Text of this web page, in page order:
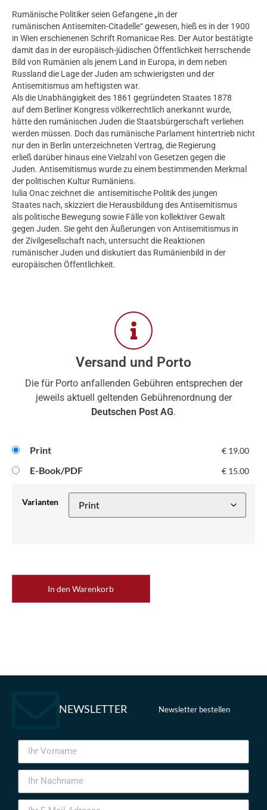
Rumänische Politiker seien Gefangene „in der
rumänischen Antisemiten-Citadelle“ gewesen, hieß es in der 1900
in Wien erschienenen Schrift Romanicae Res. Der Autor bestätigte
damit das in der europäisch-jüdischen Öffentlichkeit herrschende
Bild von Rumänien als jenem Land in Europa, in dem neben
Russland die Lage der Juden am schwierigsten und der
Antisemitismus am heftigsten war.
Als die Unabhängigkeit des 1861 gegründeten Staates 1878
auf dem Berliner Kongress völkerrechtlich anerkannt wurde,
hätte den rumänischen Juden die Staatsbürgerschaft verliehen
werden müssen. Doch das rumänische Parlament hintertrieb nicht
nur den in Berlin unterzeichneten Vertrag, die Regierung
erließ darüber hinaus eine Vielzahl von Gesetzen gegen die
Juden. Antisemitismus wurde zu einem bestimmenden Merkmal
der politischen Kultur Rumäniens.
Iulia Onac zeichnet die antisemitische Politik des jungen
Staates nach, skizziert die Herausbildung des Antisemitismus
als politische Bewegung sowie Fälle von kollektiver Gewalt
gegen Juden. Sie geht den Äußerungen von Antisemitismus in
der Zivilgesellschaft nach, untersucht die Reaktionen
rumänischer Juden und diskutiert das Rumänienbild in der
europäischen Öffentlichkeit.
Versand und Porto
Die für Porto anfallenden Gebühren entsprechen der
jeweils aktuell geltenden Gebührenordnung der
Deutschen Post AG.
Print € 19.00
E-Book/PDF € 15.00
Varianten
In den Warenkorb
NEWSLETTER Newsletter bestellen